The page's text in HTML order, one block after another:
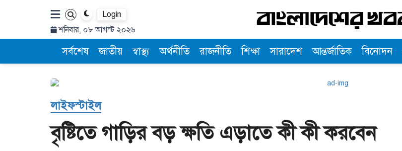
Login
শনিবার, ০৮ আগস্ট ২০২৬
সর্বশেষ জাতীয় স্বাস্থ্য অর্থনীতি রাজনীতি শিক্ষা সারাদেশ আন্তর্জাতিক বিনোদন
লাইফস্টাইল
বৃষ্টিতে গাড়ির বড় ক্ষতি এড়াতে কী কী করবেন